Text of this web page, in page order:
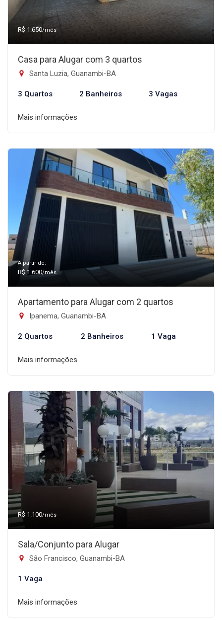
R$ 1.650/mês
Casa para Alugar com 3 quartos
Santa Luzia, Guanambi-BA
3 Quartos 2 Banheiros 3 Vagas
Mais informações
A partir de:
R$ 1.600/mês
Apartamento para Alugar com 2 quartos
Ipanema, Guanambi-BA
2 Quartos 2 Banheiros 1 Vaga
Mais informações
R$ 1.100/mês
Sala/Conjunto para Alugar
São Francisco, Guanambi-BA
1 Vaga
Mais informações